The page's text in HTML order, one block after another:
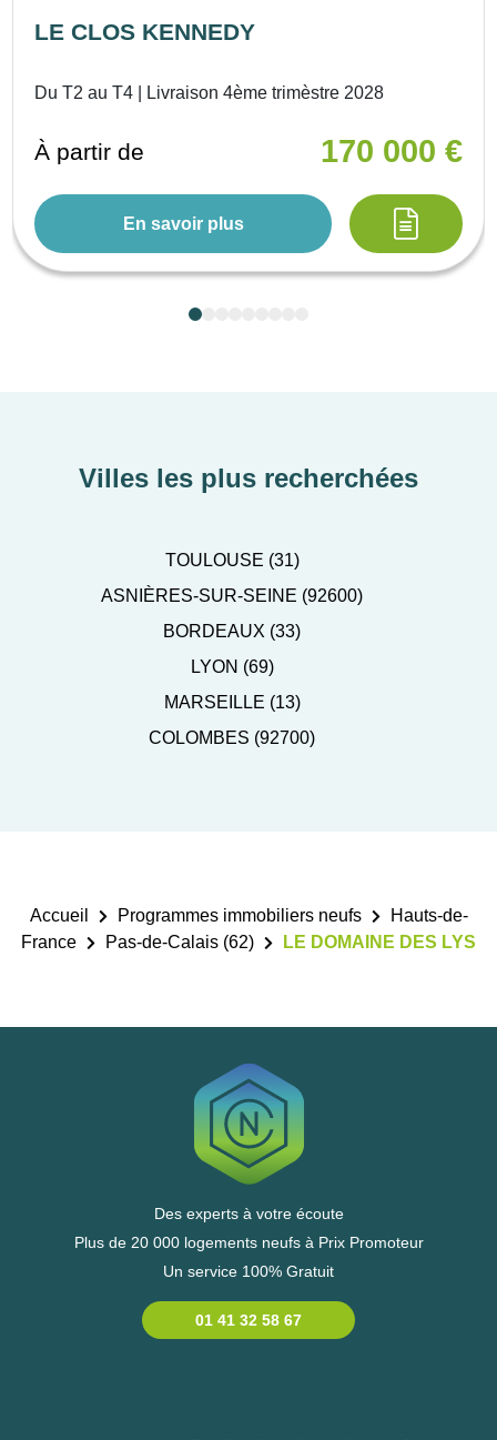
LE CLOS KENNEDY
Du T2 au T4 | Livraison 4ème trimèstre 2028
À partir de 170 000 €
En savoir plus
Villes les plus recherchées
TOULOUSE (31)
ASNIÈRES-SUR-SEINE (92600)
BORDEAUX (33)
LYON (69)
MARSEILLE (13)
COLOMBES (92700)
Accueil Programmes immobiliers neufs
Hauts-de-
France
Pas-de-Calais (62) LE DOMAINE DES LYS
Des experts à votre écoute
Plus de 20 000 logements neufs à Prix Promoteur
Un service 100% Gratuit
01 41 32 58 67